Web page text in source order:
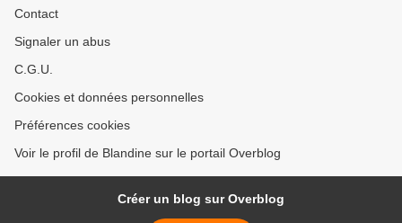
Contact
Signaler un abus
C.G.U.
Cookies et données personnelles
Préférences cookies
Voir le profil de Blandine sur le portail Overblog
Créer un blog sur Overblog